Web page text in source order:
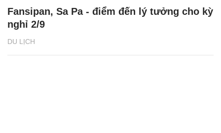
DU LỊCH
Fansipan, Sa Pa - điểm đến lý tưởng cho kỳ
nghỉ 2/9